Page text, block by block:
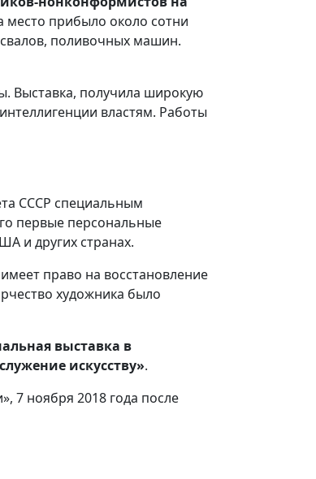
место прибыло около сотни
поливочных машин.
Выставка, получила широкую
властям. Работы
СССР специальным
первые персональные
и других странах.
право на восстановление
художника было
выставка в
искусству».
7 ноября 2018 года после